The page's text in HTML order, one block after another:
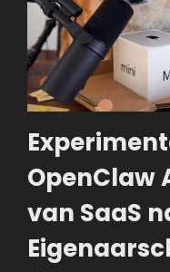
OpenClaw
van SaaS